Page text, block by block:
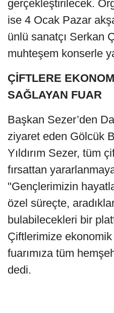
gerçekleştirilecek.
ise 4 Ocak Pazar
ünlü sanatçı Serkan
muhteşem konserle
ÇİFTLERE
SAĞLAYAN FUAR
Başkan Sezer’den
ziyaret eden Gölcük
Yıldırım Sezer, tüm
fırsattan
"Gençlerimizin
özel süreçte,
bulabilecekleri bir
Çiftlerimize
fuarımıza tüm
dedi.